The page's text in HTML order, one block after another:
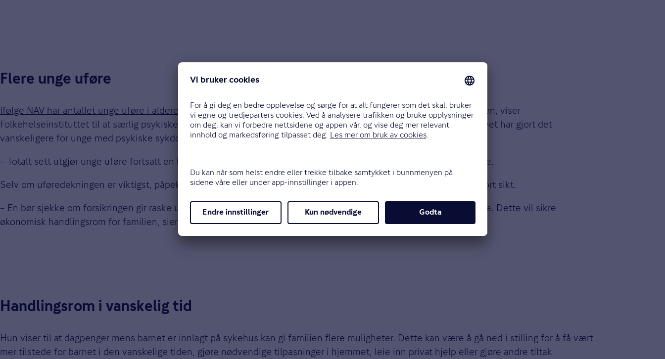
Flere unge uføre
Ifølge NAV har antallet unge uføre i alderen 18-26 år doblet seg siden 2006. Selv om det er flere årsaker til økningen, viser
Folkehelseinstituttet til at særlig psykiske lidelser er blitt mer utbredt blant unge jenter. Også endringer i arbeidslivet har gjort det
vanskeligere for unge med psykiske sykdommer å få, og beholde, en jobb.
– Totalt sett utgjør unge uføre fortsatt en liten andel. Men det er likevel snakk om mange mennesker, forteller Boge.
Selv om uføredekningen er viktigst, påpeker Boge at det også er viktig å vurdere hva kan gi på kort sikt.
– En bør sjekke om forsikringen gir raske utbetalinger dersom barnet skulle bli alvorlig sykt eller utsatt for en ulykke. Dette vil sikre
økonomisk handlingsrom for familien, sier Boge.
Handlingsrom i vanskelig tid
Hun viser til at dagpenger mens barnet er innlagt på sykehus kan gi familien flere muligheter. Dette kan være å gå ned i stilling for å få vært
mer tilstede for barnet i den vanskelige tiden, gjøre nødvendige tilpasninger i hjemmet, leie inn privat hjelp eller gjøre andre tiltak